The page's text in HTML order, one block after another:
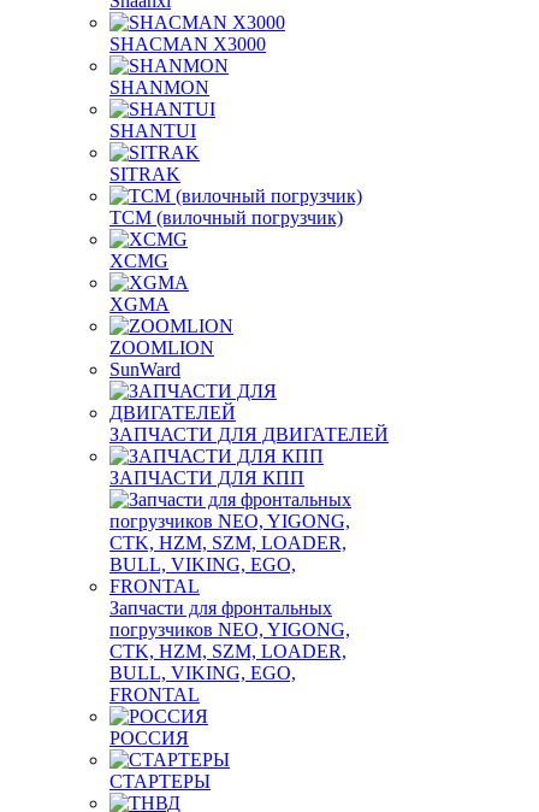
SHACMAN X3000
SHANMON
SHANTUI
SITRAK
TCM (вилочный погрузчик)
XCMG
XGMA
ZOOMLION
SunWard
ЗАПЧАСТИ ДЛЯ ДВИГАТЕЛЕЙ
ЗАПЧАСТИ ДЛЯ КПП
Запчасти для фронтальных
погрузчиков NEO, YIGONG,
CTK, HZM, SZM, LOADER,
BULL, VIKING, EGO,
FRONTAL
РОССИЯ
СТАРТЕРЫ